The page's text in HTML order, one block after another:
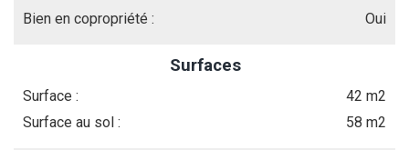
Bien en copropriété : Oui
Surfaces
Surface :
42 m2
Surface au sol :
58 m2